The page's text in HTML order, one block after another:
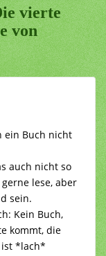
vierte
von
ein Buch nicht
auch nicht so
lese, aber
sein.
Kein Buch,
kommt, die
ist *lach*